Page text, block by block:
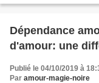
Dépendance
d'amour: une
Publié le 04/10/2019 à
Par amour-magie-noire